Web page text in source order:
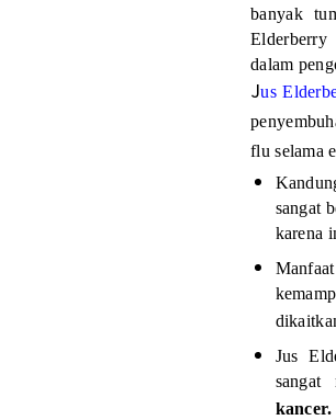
banyak
Elderberry
dalam
Jus
flu selama
sangat
karena
Jus
sangat
kancer.